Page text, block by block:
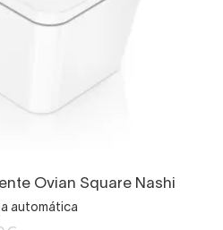
Ovian Square Nashi
automática